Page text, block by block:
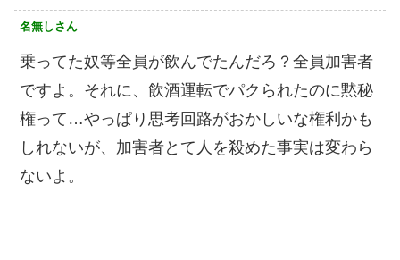
名無しさん
乗ってた奴等全員が飲んでたんだろ？全員加害者
ですよ。それに、飲酒運転でパクられたのに黙秘
権って…やっぱり思考回路がおかしいな︎権利かも
しれないが、加害者とて人を殺めた事実は変わら
ないよ。